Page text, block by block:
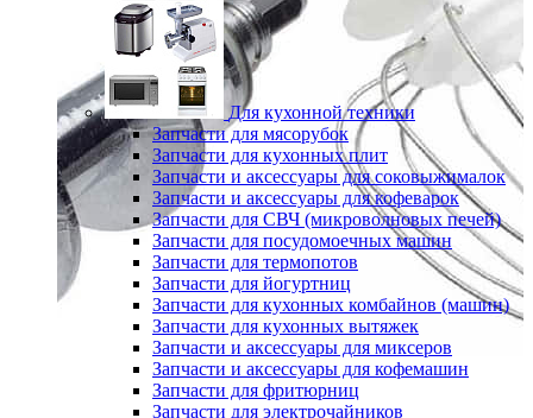
Для кухонной техники
Запчасти для мясорубок
Запчасти для кухонных плит
Запчасти и аксессуары для соковыжималок
Запчасти и аксессуары для кофеварок
Запчасти для СВЧ (микроволновых печей)
Запчасти для посудомоечных машин
Запчасти для термопотов
Запчасти для йогуртниц
Запчасти для кухонных комбайнов (машин)
Запчасти для кухонных вытяжек
Запчасти и аксессуары для миксеров
Запчасти и аксессуары для кофемашин
Запчасти для фритюрниц
Запчасти для электрочайников